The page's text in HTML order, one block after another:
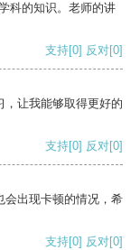
科的知识。老师的讲
支持[0] 反对[0]
，让我能够取得更好的
支持[0] 反对[0]
会出现卡顿的情况，希
支持[0] 反对[0]